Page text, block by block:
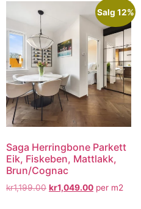
Salg 12%
Saga Herringbone Parkett
Eik, Fiskeben, Mattlakk,
Brun/Cognac
kr1,199.00 kr1,049.00 per m2